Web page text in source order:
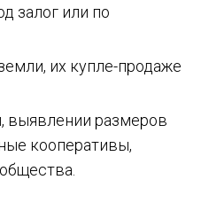
залог или по
их купле-продаже
выявлении размеров
кооперативы,